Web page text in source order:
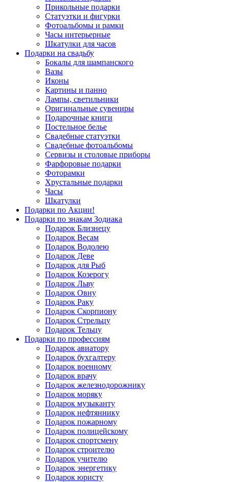
Прикольные подарки
Статуэтки и фигурки
Фотоальбомы и рамки
Часы интерьерные
Шкатулки для часов
Подарки на свадьбу
Бокалы для шампанского
Вазы
Иконы
Картины и панно
Лампы, светильники
Оригинальные сувениры
Подарочные книги
Постельное белье
Свадебные статуэтки
Свадебные фотоальбомы
Сервизы и столовые приборы
Фарфоровые подарки
Фоторамки
Хрустальные подарки
Часы
Шкатулки
Подарки по Акции!
Подарки по знакам Зодиака
Подарок Близнецу
Подарок Весам
Подарок Водолею
Подарок Деве
Подарок для Рыб
Подарок Козерогу
Подарок Льву
Подарок Овну
Подарок Раку
Подарок Скорпиону
Подарок Стрельцу
Подарок Тельцу
Подарки по профессиям
Подарок авиатору
Подарок бухгалтеру
Подарок военному
Подарок врачу
Подарок железнодорожнику
Подарок моряку
Подарок музыканту
Подарок нефтяннику
Подарок пожарному
Подарок полицейскому
Подарок спортсмену
Подарок строителю
Подарок учителю
Подарок энергетику
Подарок юристу